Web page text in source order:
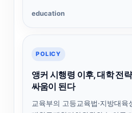
education
POLICY
앵커 시행령 이후, 대학 전
싸움이 된다
교육부의 고등교육법·지방대